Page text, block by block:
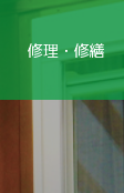
修理・修繕